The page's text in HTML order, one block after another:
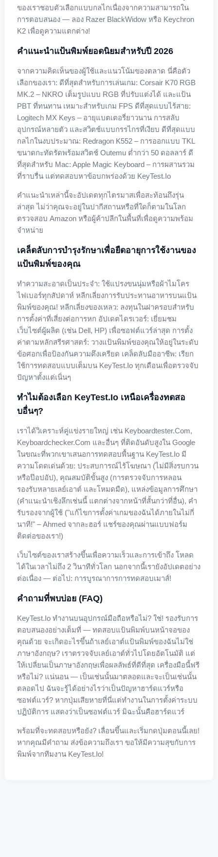
ของเราชอบตัวเลือกแบบกลไกเนื่องจากความสามารถใน
การตอบสนอง — ลอง Razer BlackWidow หรือ Keychron
K2 เพื่อดูความแตกต่าง!
คำแนะนำแป้นพิมพ์ยอดนิยมสำหรับปี 2026
จากความคิดเห็นของผู้ใช้และแนวโน้มของตลาด นี่คือตัว
เลือกของเรา: ดีที่สุดสำหรับการเล่นเกม: Corsair K70 RGB
MK.2 – NKRO เต็มรูปแบบ RGB ที่ปรับแต่งได้ และแป้น
PBT ที่ทนทาน เหมาะสำหรับเกม FPS ดีที่สุดแบบไร้สาย:
Logitech MX Keys – อายุแบตเตอรี่ยาวนาน การสลับ
อุปกรณ์หลายตัว และสวิตช์แบบกรรไกรที่เงียบ ดีที่สุดแบบ
กลไกในงบประมาณ: Redragon K552 – การออกแบบ TKL
ขนาดกะทัดรัดพร้อมสวิตช์ Outemu ต่ำกว่า 50 ดอลลาร์ ดี
ที่สุดสำหรับ Mac: Apple Magic Keyboard – การผสานรวม
ที่ราบรื่น แต่ทดสอบหาข้อบกพร่องด้วย KeyTest.io
คำแนะนำเหล่านี้จะอัปเดตทุกไตรมาสเพื่อสะท้อนถึงรุ่น
ล่าสุด ไม่ว่าคุณจะอยู่ในปากีสถานหรือที่ใดก็ตามในโลก
ตรวจสอบ Amazon หรือผู้ค้าปลีกในพื้นที่เพื่อดูความพร้อม
จำหน่าย
เคล็ดลับการบำรุงรักษาเพื่อยืดอายุการใช้งานของ
แป้นพิมพ์ของคุณ
ทำความสะอาดเป็นประจำ: ใช้แปรงขนนุ่มหรือผ้าไมโคร
ไฟเบอร์ทุกสัปดาห์ หลีกเลี่ยงการรับประทานอาหารบนแป้น
พิมพ์ของคุณ! หลีกเลี่ยงของเหลว: ลงทุนในฝาครอบสำหรับ
การตั้งค่าที่เสี่ยงต่อการหก อัปเดตไดรเวอร์: เยี่ยมชม
เว็บไซต์ผู้ผลิต (เช่น Dell, HP) เพื่อซอฟต์แวร์ล่าสุด การตั้ง
ค่าตามหลักสรีรศาสตร์: วางแป้นพิมพ์ของคุณให้อยู่ในระดับ
ข้อศอกเพื่อป้องกันความตึงเครียด เคล็ดลับมืออาชีพ: เรียก
ใช้การทดสอบแบบเต็มบน KeyTest.io ทุกเดือนเพื่อตรวจจับ
ปัญหาตั้งแต่เนิ่นๆ
ทำไมต้องเลือก KeyTest.io เหนือเครื่องทดสอ
บอื่นๆ?
เราได้วิเคราะห์คู่แข่งรายใหญ่ เช่น Keyboardtester.com,
Keyboardchecker.com และอื่นๆ ที่ติดอันดับสูงใน Google
ในขณะที่พวกเขาเสนอการทดสอบพื้นฐาน KeyTest.io มี
ความโดดเด่นด้วย: ประสบการณ์ไร้โฆษณา (ไม่มีสิ่งรบกวน
หรือป๊อปอัป), คุณสมบัติขั้นสูง (การตรวจจับการหลอน
รองรับหลายเลย์เอาต์ และโหมดมืด), แหล่งข้อมูลการศึกษา
(คำแนะนำเชิงลึกเช่นนี้ แตกต่างจากหน้าที่สั้นกว่าที่อื่น), คำ
รับรองจากผู้ใช้ ("แก้ไขการตั้งค่าเกมของฉันได้ภายในไม่กี่
นาที!" – Ahmed จากละฮอร์ แชร์ของคุณผ่านแบบฟอร์ม
ติดต่อของเรา!)
เว็บไซต์ของเราสร้างขึ้นเพื่อความเร็วและการเข้าถึง โหลด
ได้ในเวลาไม่ถึง 2 วินาทีทั่วโลก นอกจากนี้เรายังอัปเดตอย่าง
ต่อเนื่อง — ต่อไป: การบูรณาการการทดสอบเมาส์!
คำถามที่พบบ่อย (FAQ)
KeyTest.io ทำงานบนอุปกรณ์มือถือหรือไม่? ใช่! รองรับการ
ตอบสนองอย่างเต็มที่ — ทดสอบแป้นพิมพ์บนหน้าจอของ
คุณด้วย จะเกิดอะไรขึ้นถ้าเลย์เอาต์แป้นพิมพ์ของฉันไม่ใช่
ภาษาอังกฤษ? เราตรวจจับเลย์เอาต์ทั่วไปโดยอัตโนมัติ แต่
ให้เปลี่ยนเป็นภาษาอังกฤษเพื่อผลลัพธ์ที่ดีที่สุด เครื่องมือนี้ฟรี
หรือไม่? แน่นอน — เป็นเช่นนั้นมาตลอดและจะเป็นเช่นนั้น
ตลอดไป ฉันจะรู้ได้อย่างไรว่าเป็นปัญหาฮาร์ดแวร์หรือ
ซอฟต์แวร์? หากปุ่มเสียหายที่นี่แต่ทำงานในการตั้งค่าระบบ
ปฏิบัติการ แสดงว่าเป็นซอฟต์แวร์ มิฉะนั้นคือฮาร์ดแวร์
พร้อมที่จะทดสอบหรือยัง? เลื่อนขึ้นและเริ่มกดปุ่มตอนนี้เลย!
หากคุณมีคำถาม ส่งข้อความถึงเรา ขอให้มีความสุขกับการ
พิมพ์จากทีมงาน KeyTest.io!